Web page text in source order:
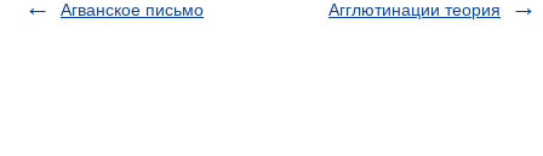
Агванское письмо
Агглютинации теория